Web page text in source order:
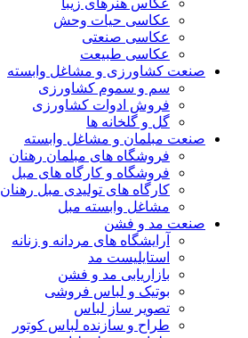
عکاسی حیات وحش
عکاسی صنعتی
عکاسی طبیعت
صنعت کشاورزی و مشاغل وابسته
سم و سموم کشاورزی
فروش ادوات کشاورزی
گل و گلخانه ها
صنعت مبلمان و مشاغل وابسته
فروشگاه های مبلمان رهنان
فروشگاه و کارگاه های مبل
کارگاه های تولیدی مبل رهنان
مشاغل وابسته مبل
صنعت مد و فشن
آرایشگاه های مردانه و زنانه
استایلیست مد
بازاریابی مد و فشن
بوتیک و لباس فروشی
تصویر ساز لباس
طراح و سازنده لباس کوتور